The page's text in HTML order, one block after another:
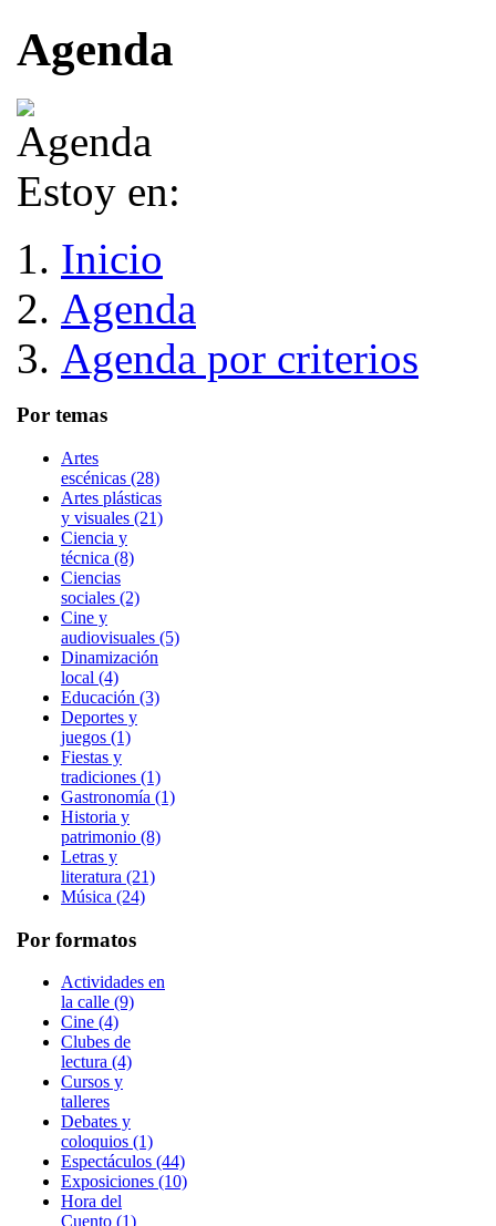
Agenda
Estoy en:
Inicio
Agenda
Agenda por criterios
Por temas
Artes
escénicas (28)
Artes plásticas
y visuales (21)
Ciencia y
técnica (8)
Ciencias
sociales (2)
Cine y
audiovisuales (5)
Dinamización
local (4)
Educación (3)
Deportes y
juegos (1)
Fiestas y
tradiciones (1)
Gastronomía (1)
Historia y
patrimonio (8)
Letras y
literatura (21)
Música (24)
Por formatos
Actividades en
la calle (9)
Cine (4)
Clubes de
lectura (4)
Cursos y
talleres
Debates y
coloquios (1)
Espectáculos (44)
Exposiciones (10)
Hora del
Cuento (1)